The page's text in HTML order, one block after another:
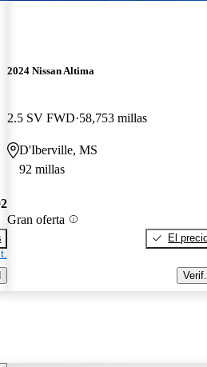
2024 Nissan Altima
2.5 SV FWD 58,753 millas
D'Iberville, MS
92 millas
Gran oferta
El